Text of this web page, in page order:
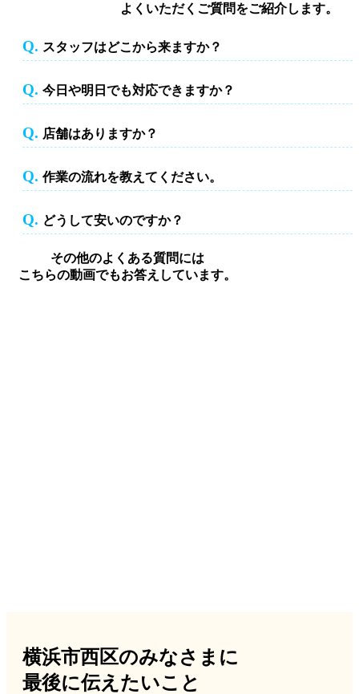
よくいただくご質問をご紹介します。
スタッフはどこから来ますか？
Q. スタッフはどこから来ますか？
今日や明日でも対応できますか？
Q. 今日や明日でも対応できますか？
店舗はありますか？
Q. 店舗はありますか？
作業の流れを教えてください。
Q. 作業の流れを教えてください。
どうして安いのですか？
Q. どうして安いのですか？
その他のよくある質問には
こちらの動画でもお答えしています。
横浜市西区のみなさまに
最後に伝えたいこと